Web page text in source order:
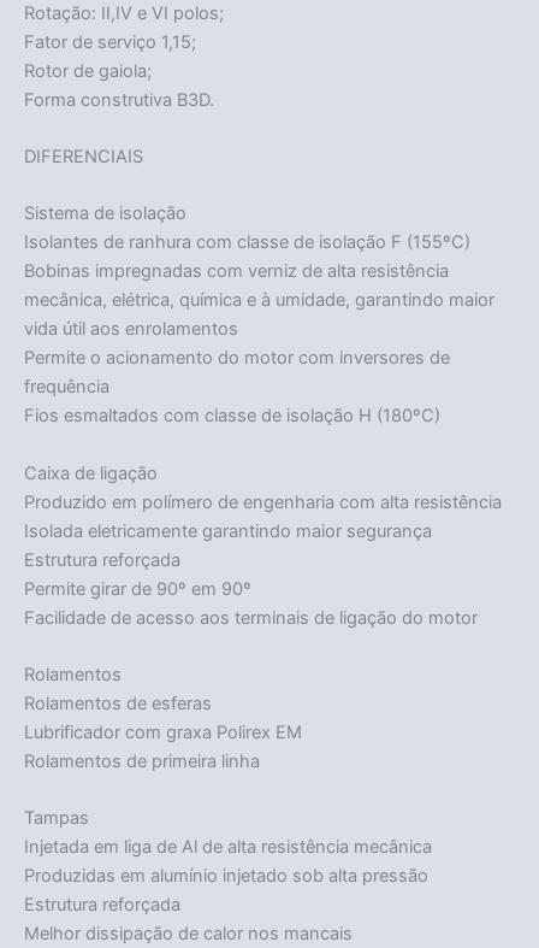
Rotação: II,IV e VI polos;
Fator de serviço 1,15;
Rotor de gaiola;
Forma construtiva B3D.
DIFERENCIAIS
Sistema de isolação
Isolantes de ranhura com classe de isolação F (155ºC)
Bobinas impregnadas com verniz de alta resistência
mecânica, elétrica, química e à umidade, garantindo maior
vida útil aos enrolamentos
Permite o acionamento do motor com inversores de
frequência
Fios esmaltados com classe de isolação H (180ºC)
Caixa de ligação
Produzido em polímero de engenharia com alta resistência
Isolada eletricamente garantindo maior segurança
Estrutura reforçada
Permite girar de 90º em 90º
Facilidade de acesso aos terminais de ligação do motor
Rolamentos
Rolamentos de esferas
Lubrificador com graxa Polirex EM
Rolamentos de primeira linha
Tampas
Injetada em liga de Al de alta resistência mecânica
Produzidas em alumínio injetado sob alta pressão
Estrutura reforçada
Melhor dissipação de calor nos mancais